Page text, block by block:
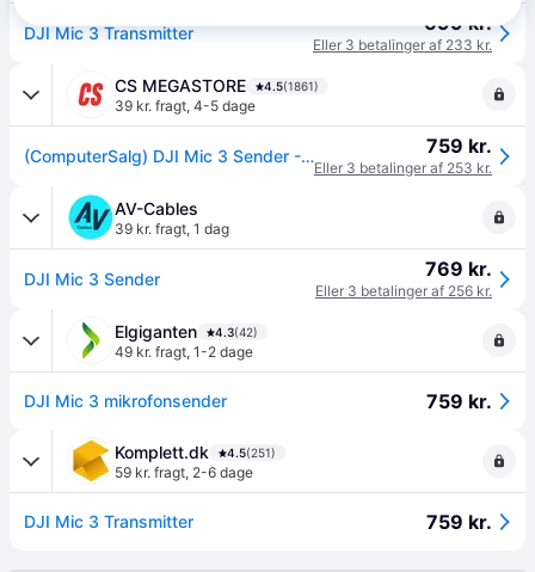
DJI Mic 3 Transmitter 699 kr.
Eller 3 betalinger af 233 kr.
CS MEGASTORE 4.5(1861)
39 kr. fragt, 4-5 dage
(ComputerSalg) DJI Mic 3 Sender - Mikrofon 759 kr.
Eller 3 betalinger af 253 kr.
AV-Cables
39 kr. fragt, 1 dag
DJI Mic 3 Sender 769 kr.
Eller 3 betalinger af 256 kr.
Elgiganten 4.3(42)
49 kr. fragt, 1-2 dage
DJI Mic 3 mikrofonsender 759 kr.
Komplett.dk 4.5(251)
59 kr. fragt, 2-6 dage
DJI Mic 3 Transmitter 759 kr.